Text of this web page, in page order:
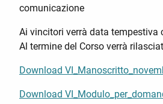
comunicazione
Ai vincitori verrà data tempestiva
Al termine del Corso verrà
Download
Download